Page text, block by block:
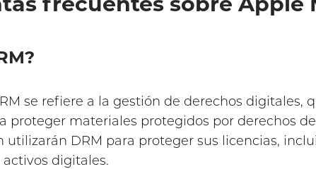
se refiere a la gestión de derechos digitales,
proteger materiales protegidos por derechos
DRM para proteger sus licencias,
digitales.